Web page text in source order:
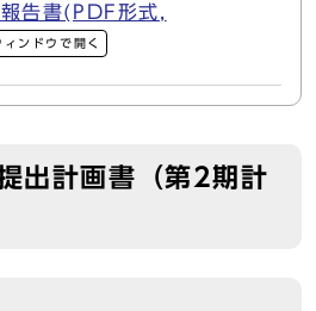
告書(PDF形式,
ィンドウで開く
出計画書（第2期計